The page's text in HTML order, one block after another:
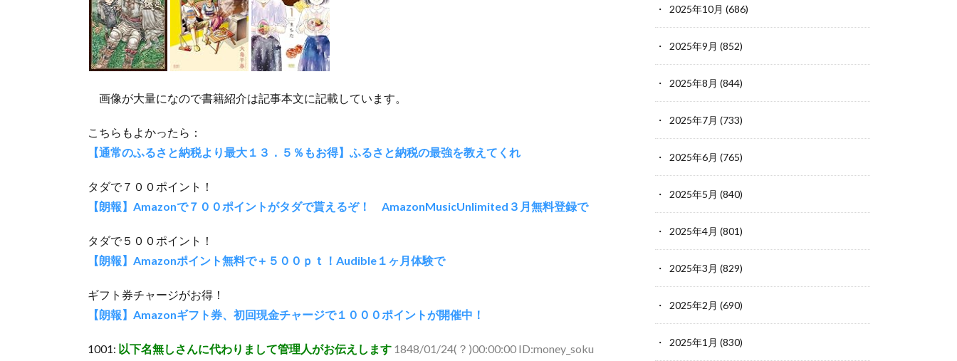
画像が大量になので書籍紹介は記事本文に記載しています。
こちらもよかったら：
【通常のふるさと納税より最大１３．５％もお得】ふるさと納税の最強を教えてくれ
タダで７００ポイント！
【朗報】Amazonで７００ポイントがタダで貰えるぞ！ AmazonMusicUnlimited３月無料登録で
タダで５００ポイント！
【朗報】Amazonポイント無料で＋５００ｐｔ！Audible１ヶ月体験で
ギフト券チャージがお得！
【朗報】Amazonギフト券、初回現金チャージで１０００ポイントが開催中！
1001: 以下名無しさんに代わりまして管理人がお伝えします 1848/01/24(？)00:00:00 ID:money_soku
2025年10月 (686)
2025年9月 (852)
2025年8月 (844)
2025年7月 (733)
2025年6月 (765)
2025年5月 (840)
2025年4月 (801)
2025年3月 (829)
2025年2月 (690)
2025年1月 (830)